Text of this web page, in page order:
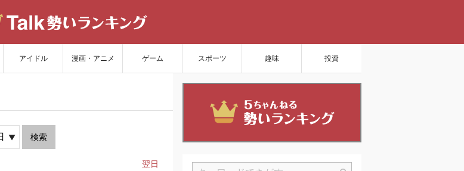
アイドル 漫画・アニメ ゲーム スポーツ 趣味 投資
検索
翌日